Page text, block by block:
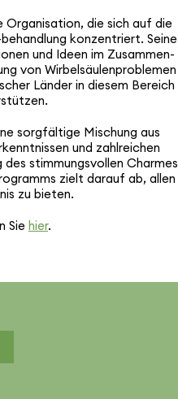
Orga­ni­sa­tion, die sich auf die
konzen­triert. Seine
und Ideen im Zusam­men­
von Wirbel­säu­len­pro­blemen
Länder in diesem Bereich
sorg­fäl­tige Mischung aus
und zahl­rei­chen
stim­mungs­vollen Charmes
zielt darauf ab, allen
zu bieten.
Sie hier.